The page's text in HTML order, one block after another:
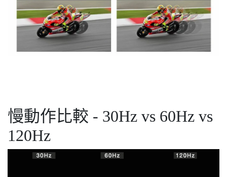
慢動作比較 - 30Hz vs 60Hz vs
120Hz